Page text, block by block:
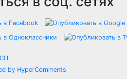
by HyperComments